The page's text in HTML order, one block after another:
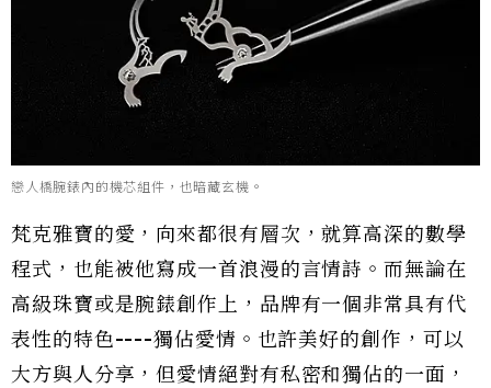
戀人橋腕錶內的機芯組件，也暗藏玄機。
梵克雅寶的愛，向來都很有層次，就算高深的數學
程式，也能被他寫成一首浪漫的言情詩。而無論在
高級珠寶或是腕錶創作上，品牌有一個非常具有代
表性的特色----獨佔愛情。也許美好的創作，可以
大方與人分享，但愛情絕對有私密和獨佔的一面，